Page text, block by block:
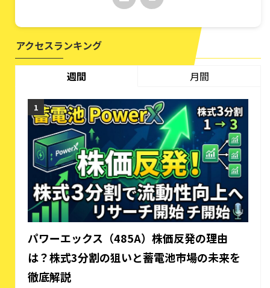
アクセスランキング
週間 月間
パワーエックス（485A）株価反発の理由
は？株式3分割の狙いと蓄電池市場の未来を
徹底解説